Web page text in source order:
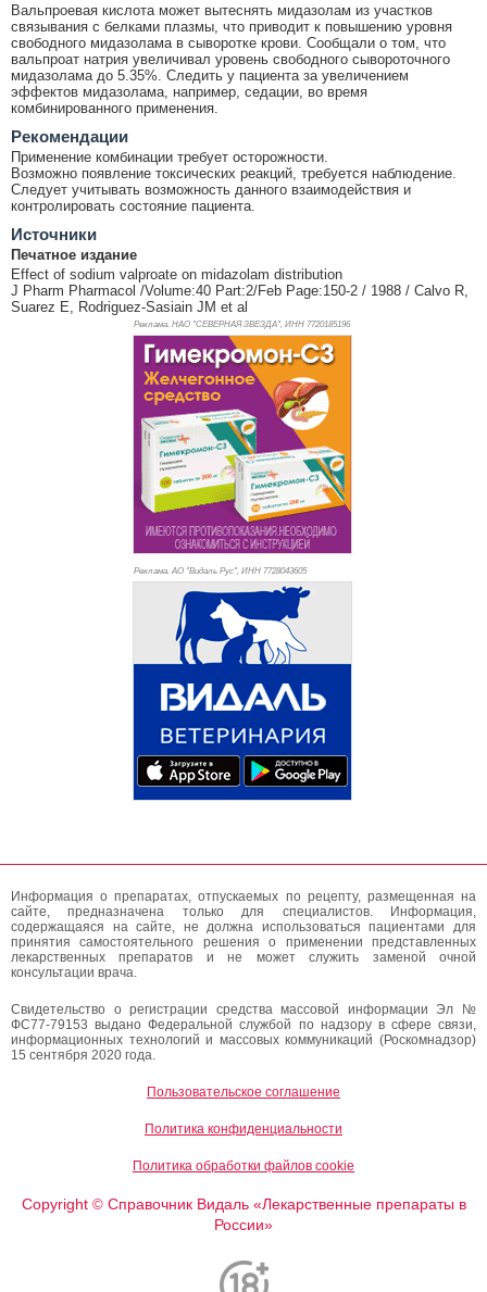
Вальпроевая кислота может вытеснять мидазолам из участков
связывания с белками плазмы, что приводит к повышению уровня
свободного мидазолама в сыворотке крови. Сообщали о том, что
вальпроат натрия увеличивал уровень свободного сывороточного
мидазолама до 5.35%. Следить у пациента за увеличением
эффектов мидазолама, например, седации, во время
комбинированного применения.
Рекомендации
Применение комбинации требует осторожности.
Возможно появление токсических реакций, требуется наблюдение.
Следует учитывать возможность данного взаимодействия и
контролировать состояние пациента.
Источники
Печатное издание
Effect of sodium valproate on midazolam distribution
J Pharm Pharmacol /Volume:40 Part:2/Feb Page:150-2 / 1988 / Calvo R,
Suarez E, Rodriguez-Sasiain JM et al
Реклама. НАО "СЕВЕРНАЯ ЗВЕЗДА", ИНН 7720185196
Реклама. АО "Видаль Рус", ИНН 7728043605
Информация о препаратах, отпускаемых по рецепту, размещенная на
сайте, предназначена только для специалистов. Информация,
содержащаяся на сайте, не должна использоваться пациентами для
принятия самостоятельного решения о применении представленных
лекарственных препаратов и не может служить заменой очной
консультации врача.
Свидетельство о регистрации средства массовой информации Эл №
ФС77-79153 выдано Федеральной службой по надзору в сфере связи,
информационных технологий и массовых коммуникаций (Роскомнадзор)
15 сентября 2020 года.
Пользовательское соглашение
Политика конфиденциальности
Политика обработки файлов cookie
Copyright ©Справочник Видаль «Лекарственные препараты в
России»